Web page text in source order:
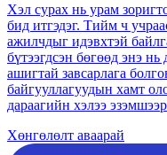
Хэл сурах нь урам
бид итгэдэг. Тийм ч
ажилчдыг идэвхтэй
бүтээгдсэн бөгөөд энэ
ашигтай завсарлага
байгууллагуудын хамт
дараагийн хэлээ
Хөнгөлөлт аваарай